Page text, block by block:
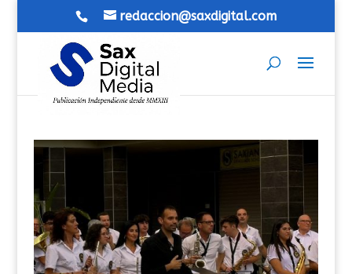
redaccion@saxdigital.com